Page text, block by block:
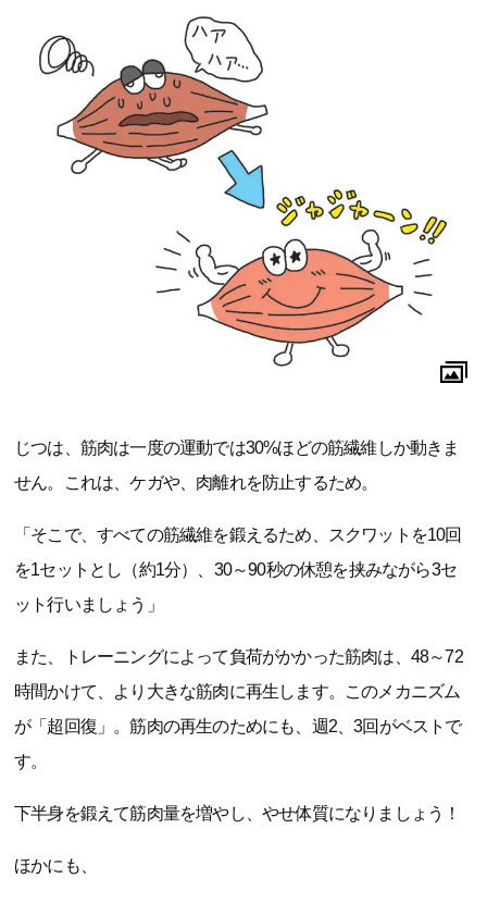
じつは、筋肉は一度の運動では30%ほどの筋繊維しか動きま
せん。これは、ケガや、肉離れを防止するため。
「そこで、すべての筋繊維を鍛えるため、スクワットを10回
を1セットとし（約1分）、30～90秒の休憩を挟みながら3セ
ット行いましょう」
また、トレーニングによって負荷がかかった筋肉は、48～72
時間かけて、より大きな筋肉に再生します。このメカニズム
が「超回復」。筋肉の再生のためにも、週2、3回がベストで
す。
下半身を鍛えて筋肉量を増やし、やせ体質になりましょう！
ほかにも、